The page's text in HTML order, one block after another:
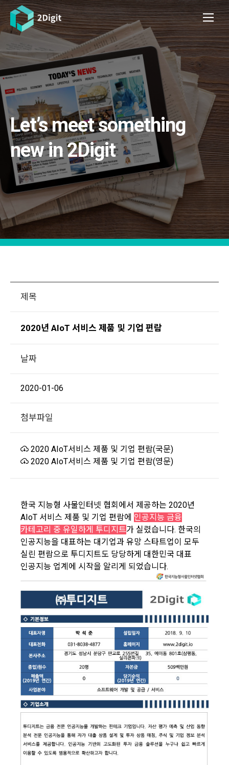
Let’s meet something
new in 2Digit
제목
2020년 AIoT 서비스 제품 및 기업 편람
날짜
2020-01-06
첨부파일
2020 AIoT서비스 제품 및 기업 편람(국문)
2020 AIoT서비스 제품 및 기업 편람(영문)
한국 지능형 사물인터넷 협회에서 제공하는 2020년
AIoT 서비스 제품 및 기업 편람에 인공지능 금융
카테고리 중 유일하게 투디지트가 실렸습니다. 한국의
인공지능을 대표하는 대기업과 유망 스타트업이 모두
실린 편람으로 투디지트도 당당하게 대한민국 대표
인공지능 업계에 시작을 알리게 되었습니다.